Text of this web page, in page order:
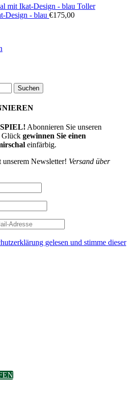
Toller
Design - blau €175,00
Suchen
Abonnieren Sie unseren
Glück gewinnen Sie einen
einfärbig.
Newsletter! Versand über
gelesen und stimme dieser